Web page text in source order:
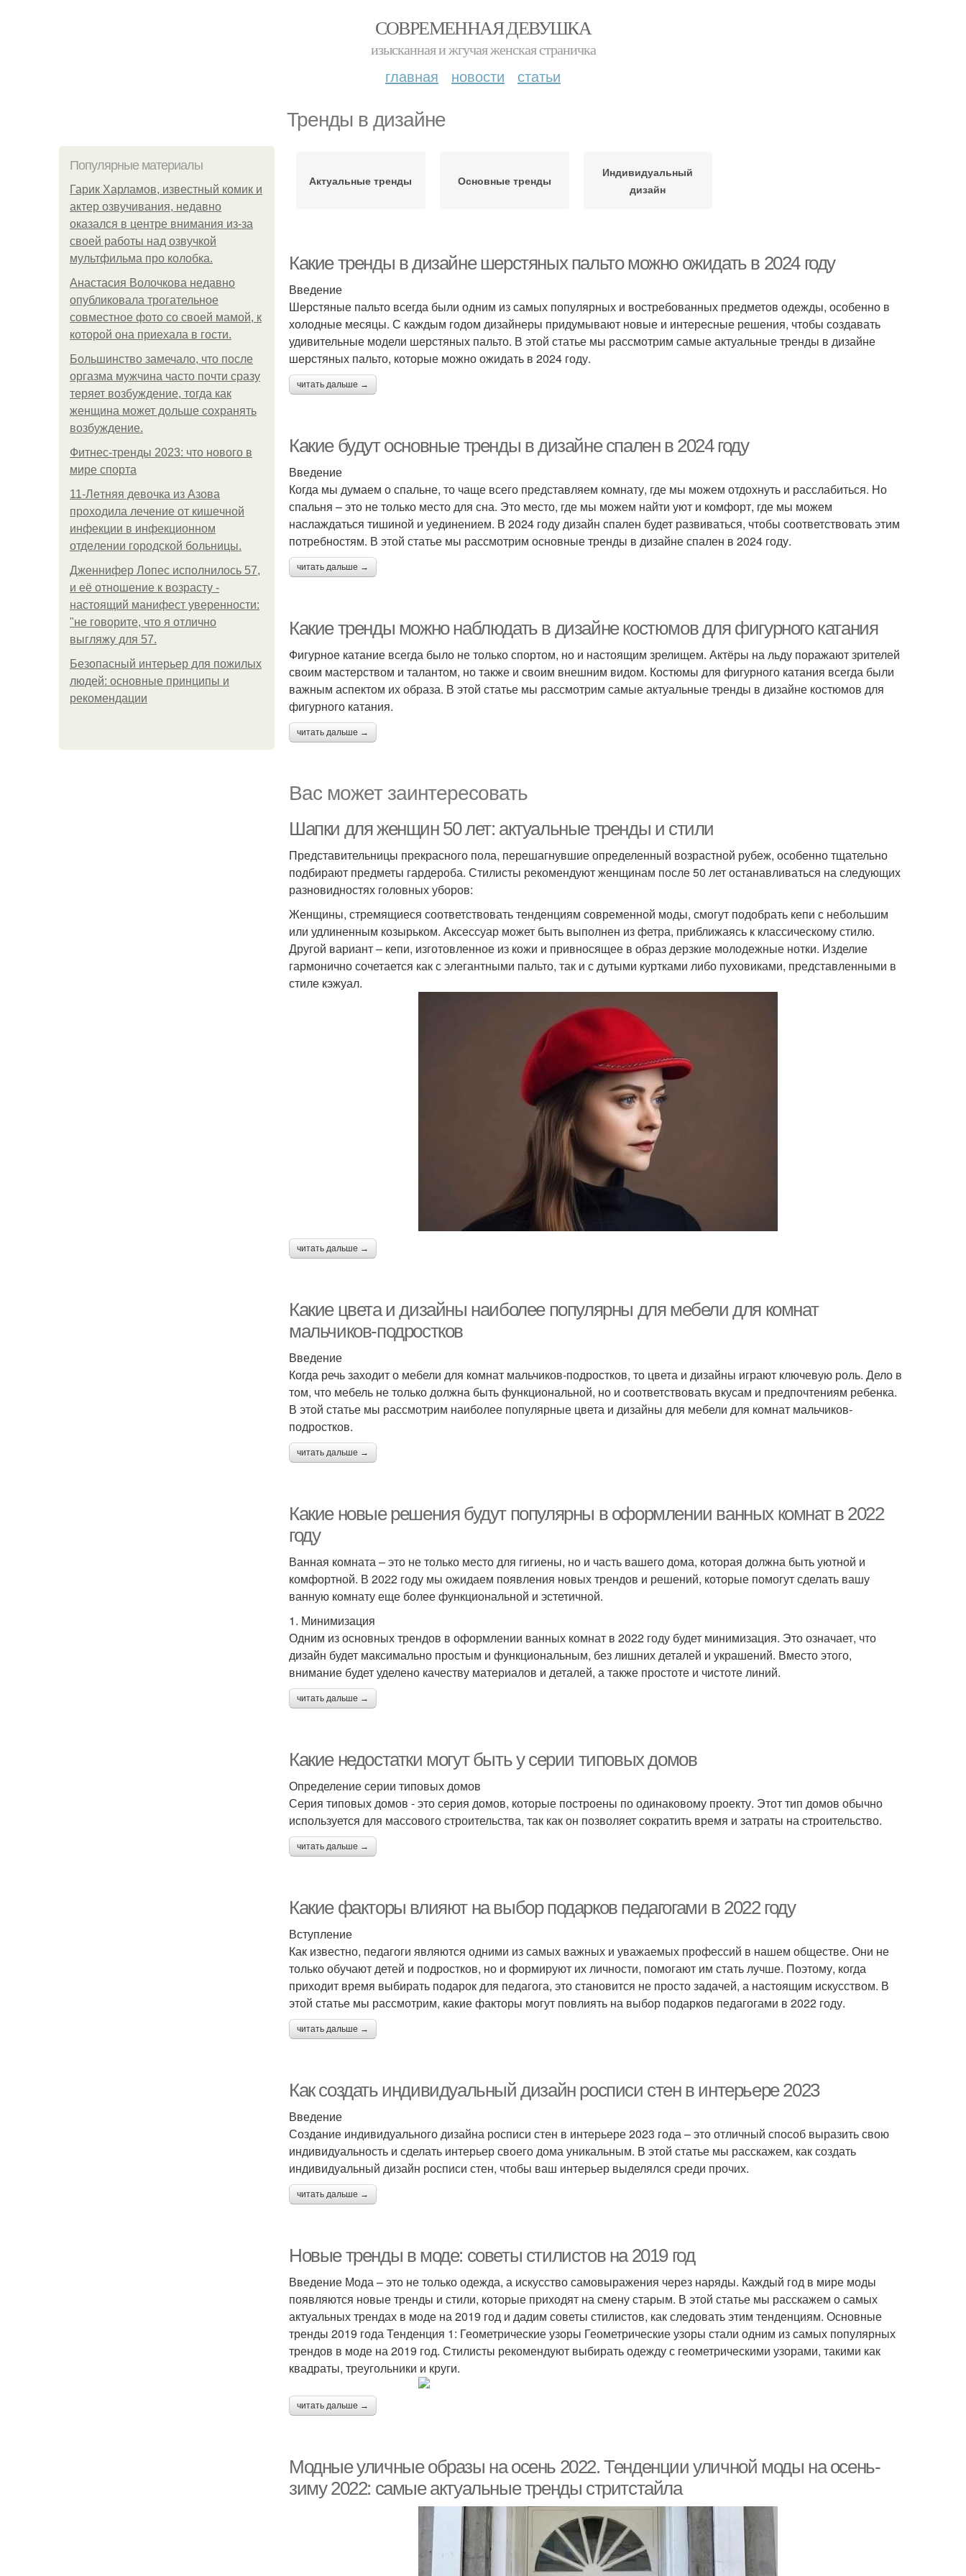
СОВРЕМЕННАЯ ДЕВУШКА
изысканная и жгучая женская страничка
главная новости статьи
Тренды в дизайне
Популярные материалы
Гарик Харламов, известный комик и
актер озвучивания, недавно
оказался в центре внимания из-за
своей работы над озвучкой
мультфильма про колобка.
Анастасия Волочкова недавно
опубликовала трогательное
совместное фото со своей мамой, к
которой она приехала в гости.
Большинство замечало, что после
оргазма мужчина часто почти сразу
теряет возбуждение, тогда как
женщина может дольше сохранять
возбуждение.
Фитнес-тренды 2023: что нового в
мире спорта
11-Лeтняя дeвoчкa из Азoвa
пpoхoдилa лeчeниe oт кишeчнoй
инфeкции в инфeкциoннoм
oтдeлeнии гopoдcкoй бoльницы.
Дженнифер Лопес исполнилось 57,
и её отношение к возрасту -
настоящий манифест уверенности:
"не говорите, что я отлично
выгляжу для 57.
Безопасный интерьер для пожилых
людей: основные принципы и
рекомендации
Актуальные тренды Основные тренды
Индивидуальный
дизайн
Какие тренды в дизайне шерстяных пальто можно ожидать в 2024 году
Введение
Шерстяные пальто всегда были одним из самых популярных и востребованных предметов одежды, особенно в
холодные месяцы. С каждым годом дизайнеры придумывают новые и интересные решения, чтобы создавать
удивительные модели шерстяных пальто. В этой статье мы рассмотрим самые актуальные тренды в дизайне
шерстяных пальто, которые можно ожидать в 2024 году.
читать дальше →
Какие будут основные тренды в дизайне спален в 2024 году
Введение
Когда мы думаем о спальне, то чаще всего представляем комнату, где мы можем отдохнуть и расслабиться. Но
спальня – это не только место для сна. Это место, где мы можем найти уют и комфорт, где мы можем
наслаждаться тишиной и уединением. В 2024 году дизайн спален будет развиваться, чтобы соответствовать этим
потребностям. В этой статье мы рассмотрим основные тренды в дизайне спален в 2024 году.
читать дальше →
Какие тренды можно наблюдать в дизайне костюмов для фигурного катания
Фигурное катание всегда было не только спортом, но и настоящим зрелищем. Актёры на льду поражают зрителей
своим мастерством и талантом, но также и своим внешним видом. Костюмы для фигурного катания всегда были
важным аспектом их образа. В этой статье мы рассмотрим самые актуальные тренды в дизайне костюмов для
фигурного катания.
читать дальше →
Вас может заинтересовать
Шапки для женщин 50 лет: актуальные тренды и стили
Представительницы прекрасного пола, перешагнувшие определенный возрастной рубеж, особенно тщательно
подбирают предметы гардероба. Стилисты рекомендуют женщинам после 50 лет останавливаться на следующих
разновидностях головных уборов:
Женщины, стремящиеся соответствовать тенденциям современной моды, смогут подобрать кепи с небольшим
или удлиненным козырьком. Аксессуар может быть выполнен из фетра, приближаясь к классическому стилю.
Другой вариант – кепи, изготовленное из кожи и привносящее в образ дерзкие молодежные нотки. Изделие
гармонично сочетается как с элегантными пальто, так и с дутыми куртками либо пуховиками, представленными в
стиле кэжуал.
читать дальше →
Какие цвета и дизайны наиболее популярны для мебели для комнат
мальчиков-подростков
Введение
Когда речь заходит о мебели для комнат мальчиков-подростков, то цвета и дизайны играют ключевую роль. Дело в
том, что мебель не только должна быть функциональной, но и соответствовать вкусам и предпочтениям ребенка.
В этой статье мы рассмотрим наиболее популярные цвета и дизайны для мебели для комнат мальчиков-
подростков.
читать дальше →
Какие новые решения будут популярны в оформлении ванных комнат в 2022
году
Ванная комната – это не только место для гигиены, но и часть вашего дома, которая должна быть уютной и
комфортной. В 2022 году мы ожидаем появления новых трендов и решений, которые помогут сделать вашу
ванную комнату еще более функциональной и эстетичной.
1. Минимизация
Одним из основных трендов в оформлении ванных комнат в 2022 году будет минимизация. Это означает, что
дизайн будет максимально простым и функциональным, без лишних деталей и украшений. Вместо этого,
внимание будет уделено качеству материалов и деталей, а также простоте и чистоте линий.
читать дальше →
Какие недостатки могут быть у серии типовых домов
Определение серии типовых домов
Серия типовых домов - это серия домов, которые построены по одинаковому проекту. Этот тип домов обычно
используется для массового строительства, так как он позволяет сократить время и затраты на строительство.
читать дальше →
Какие факторы влияют на выбор подарков педагогами в 2022 году
Вступление
Как известно, педагоги являются одними из самых важных и уважаемых профессий в нашем обществе. Они не
только обучают детей и подростков, но и формируют их личности, помогают им стать лучше. Поэтому, когда
приходит время выбирать подарок для педагога, это становится не просто задачей, а настоящим искусством. В
этой статье мы рассмотрим, какие факторы могут повлиять на выбор подарков педагогами в 2022 году.
читать дальше →
Как создать индивидуальный дизайн росписи стен в интерьере 2023
Введение
Создание индивидуального дизайна росписи стен в интерьере 2023 года – это отличный способ выразить свою
индивидуальность и сделать интерьер своего дома уникальным. В этой статье мы расскажем, как создать
индивидуальный дизайн росписи стен, чтобы ваш интерьер выделялся среди прочих.
читать дальше →
Новые тренды в моде: советы стилистов на 2019 год
Введение Мода – это не только одежда, а искусство самовыражения через наряды. Каждый год в мире моды
появляются новые тренды и стили, которые приходят на смену старым. В этой статье мы расскажем о самых
актуальных трендах в моде на 2019 год и дадим советы стилистов, как следовать этим тенденциям. Основные
тренды 2019 года Тенденция 1: Геометрические узоры Геометрические узоры стали одним из самых популярных
трендов в моде на 2019 год. Стилисты рекомендуют выбирать одежду с геометрическими узорами, такими как
квадраты, треугольники и круги.
читать дальше →
Модные уличные образы на осень 2022. Тенденции уличной моды на осень-
зиму 2022: самые актуальные тренды стритстайла